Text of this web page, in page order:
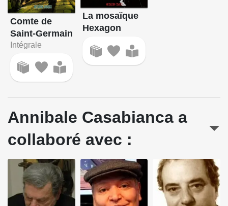
Comte de
Saint-Germain
Intégrale
La mosaïque
Hexagon
Annibale Casabianca a
collaboré avec :